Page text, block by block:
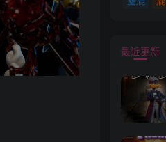
最近更新